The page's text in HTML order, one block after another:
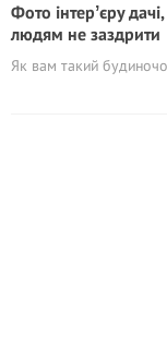
Фото інтерʼєру
людям не заздрити
Як вам такий